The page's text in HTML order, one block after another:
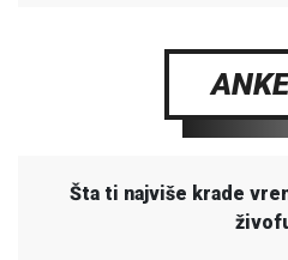
Šta ti najviše krade